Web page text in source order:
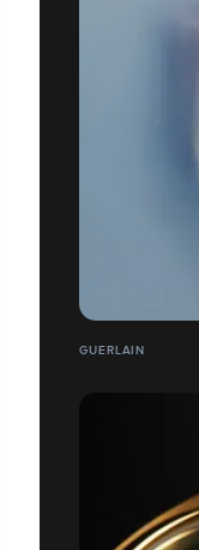
GUERLAIN